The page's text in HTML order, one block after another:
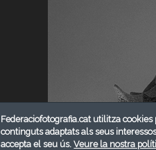
Federaciofotografia.cat utilitza
continguts adaptats als seus
accepta el seu ús.Veure la nostra